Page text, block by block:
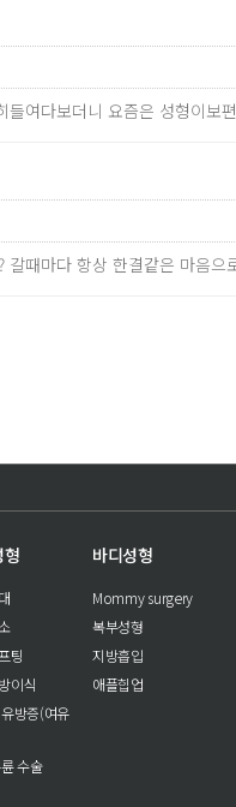
들여다보더니 요즘은 성형이보
갈때마다 항상 한결같은 마음으
형
팅
이식
방증(여유
수술
바디성형
Mommy surgery
복부성형
지방흡입
애플힙업